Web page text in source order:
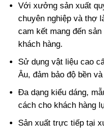
Với xưởng sản xuất
chuyên nghiệp và thợ
cam kết mang đến
khách hàng.
Sử dụng vật liệu cao
Âu, đảm bảo độ bền
Đa dạng kiểu dáng,
cách cho khách hàng
Sản xuất trực tiếp tại